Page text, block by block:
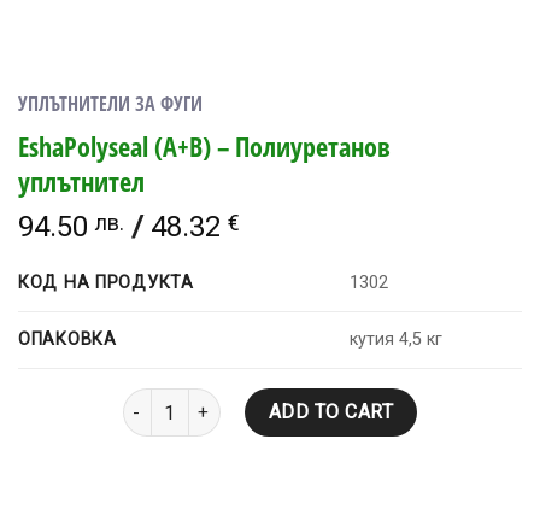
УПЛЪТНИТЕЛИ ЗА ФУГИ
EshaPolyseal (A+B) – Полиуретанов
уплътнител
94.50лв. / 48.32 €
КОД НА ПРОДУКТА 1302
ОПАКОВКА кутия 4,5 кг
EshaPolyseal (A+B) - Полиуретанов уплътнител
ADD TO CART